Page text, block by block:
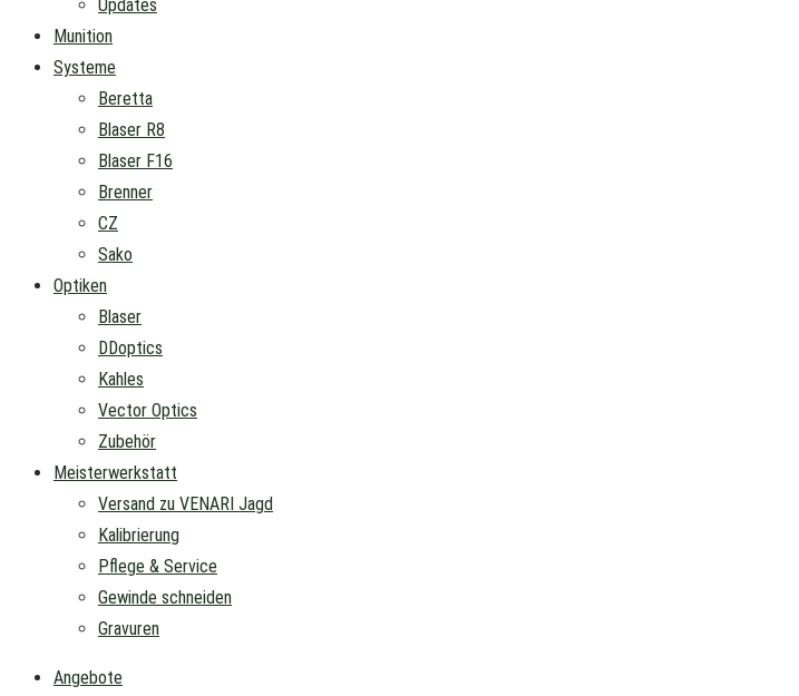
Updates
Munition
Systeme
Beretta
Blaser R8
Blaser F16
Brenner
CZ
Sako
Optiken
Blaser
DDoptics
Kahles
Vector Optics
Zubehör
Meisterwerkstatt
Versand zu VENARI Jagd
Kalibrierung
Pflege & Service
Gewinde schneiden
Gravuren
Angebote